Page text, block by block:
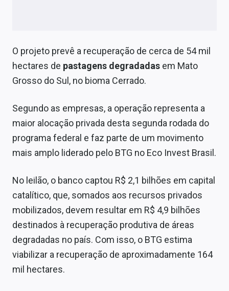
Conteúdo de Marca
Contato
O projeto prevê a recuperação de cerca de 54 mil
hectares de pastagens degradadas em Mato
Grosso do Sul, no bioma Cerrado.
Segundo as empresas, a operação representa a
maior alocação privada desta segunda rodada do
programa federal e faz parte de um movimento
mais amplo liderado pelo BTG no Eco Invest Brasil.
No leilão, o banco captou R$ 2,1 bilhões em capital
catalítico, que, somados aos recursos privados
mobilizados, devem resultar em R$ 4,9 bilhões
destinados à recuperação produtiva de áreas
degradadas no país. Com isso, o BTG estima
viabilizar a recuperação de aproximadamente 164
mil hectares.